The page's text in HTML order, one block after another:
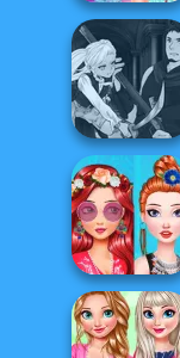
Princesses Out
For Coffee
Manga Creator
Vampire Hunter
P...